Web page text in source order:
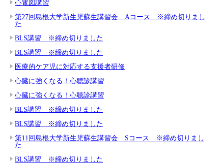
心電図講習
第27回島根大学新生児蘇生講習会 Aコース ※締め切りまし
た
BLS講習 ※締め切りました
BLS講習 ※締め切りました
医療的ケア児に対応する支援者研修
心臓に強くなる！心聴診講習
心臓に強くなる！心聴診講習
BLS講習 ※締め切りました
BLS講習 ※締め切りました
第11回島根大学新生児蘇生講習会 Sコース ※締め切りまし
た
BLS講習 ※締め切りました